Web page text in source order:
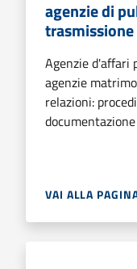
agenzie di
Agenzie d'affari
agenzie
relazioni:
documentazione
VAI ALLA